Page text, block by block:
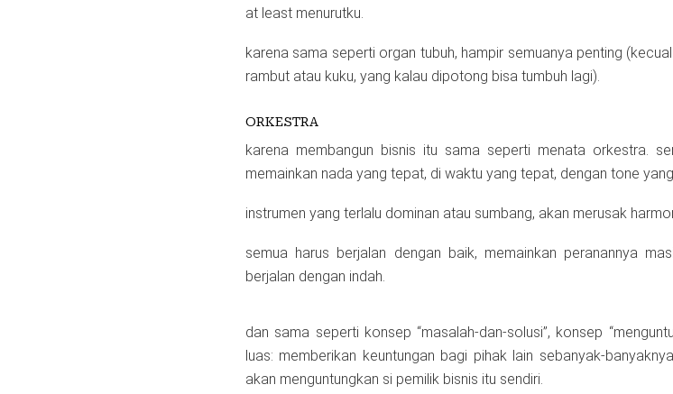
at least menurutku.
karena sama seperti organ tubuh, hampir semuanya penting
rambut atau kuku, yang kalau dipotong bisa tumbuh lagi).
ORKESTRA
karena membangun bisnis itu sama seperti menata orkestra.
memainkan nada yang tepat, di waktu yang tepat, dengan tone
instrumen yang terlalu dominan atau sumbang, akan merusak
semua harus berjalan dengan baik, memainkan peranannya
berjalan dengan indah.
dan sama seperti konsep “masalah-dan-solusi”, konsep
luas: memberikan keuntungan bagi pihak lain sebanyak-
akan menguntungkan si pemilik bisnis itu sendiri.